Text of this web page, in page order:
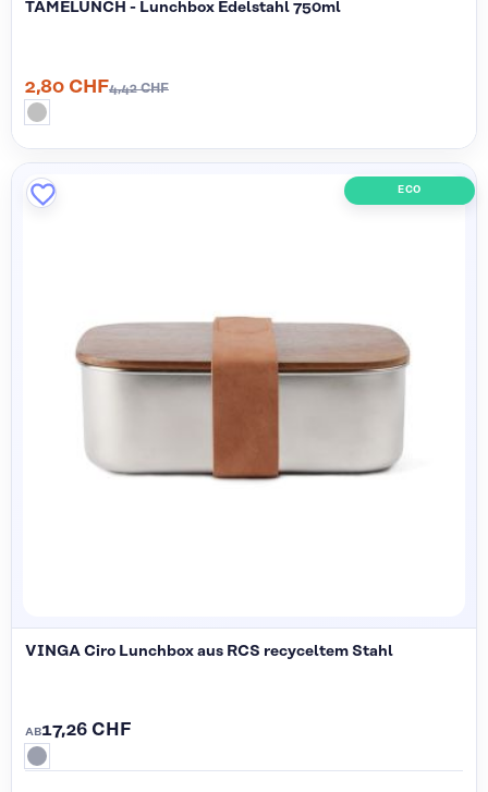
TAMELUNCH - Lunchbox Edelstahl 750ml
2,80 CHF4,42 CHF
ECO
VINGA Ciro Lunchbox aus RCS recyceltem Stahl
AB17,26 CHF